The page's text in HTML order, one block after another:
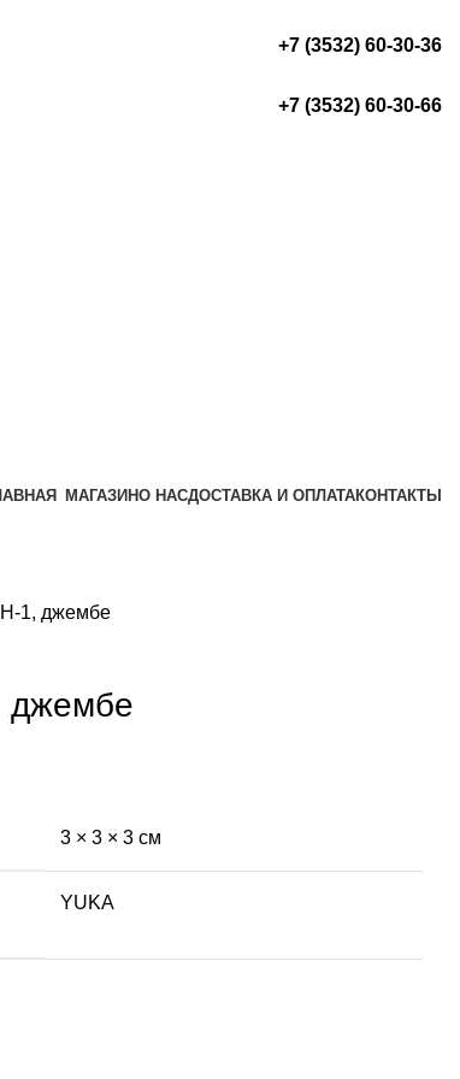
+7 (3532) 60-30-36
+7 (3532) 60-30-66
МАГАЗИНО НАСДОСТАВКА И ОПЛАТАКОНТАКТЫ
1, джембе
джембе
3 × 3 × 3 см
YUKA